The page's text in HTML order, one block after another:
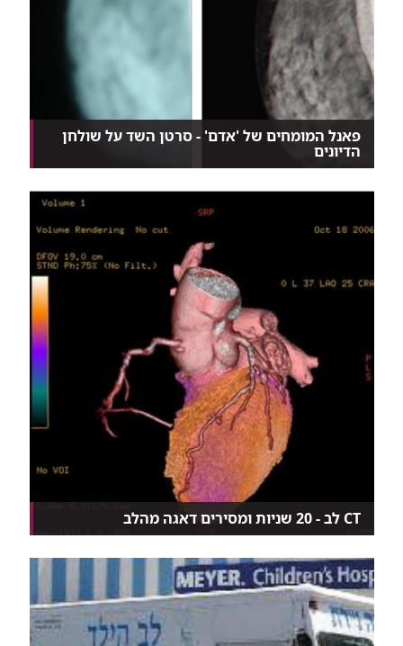
פאנל המומחים של 'אדם' - סרטן השד על שולחן
הדיונים
שלושה מהמובילים בתחום הטיפול בסרטן השד בקריה
הרפוא...
CT לב - 20 שניות ומסירים דאגה מהלב
בדיקת ה-CT לב החדשנית, מאפשרת בצילום CT פשוט
ומהיר...